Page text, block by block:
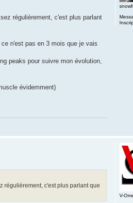
régulièrement, c'est plus parlant
n'est pas en 3 mois que je vais
peaks pour suivre mon évolution,
évidemment)
V-
régulièrement, c'est plus parlant que